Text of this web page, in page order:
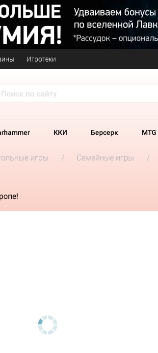
Игротеки
ККИ Берсерк MTG
игры Семейные игры